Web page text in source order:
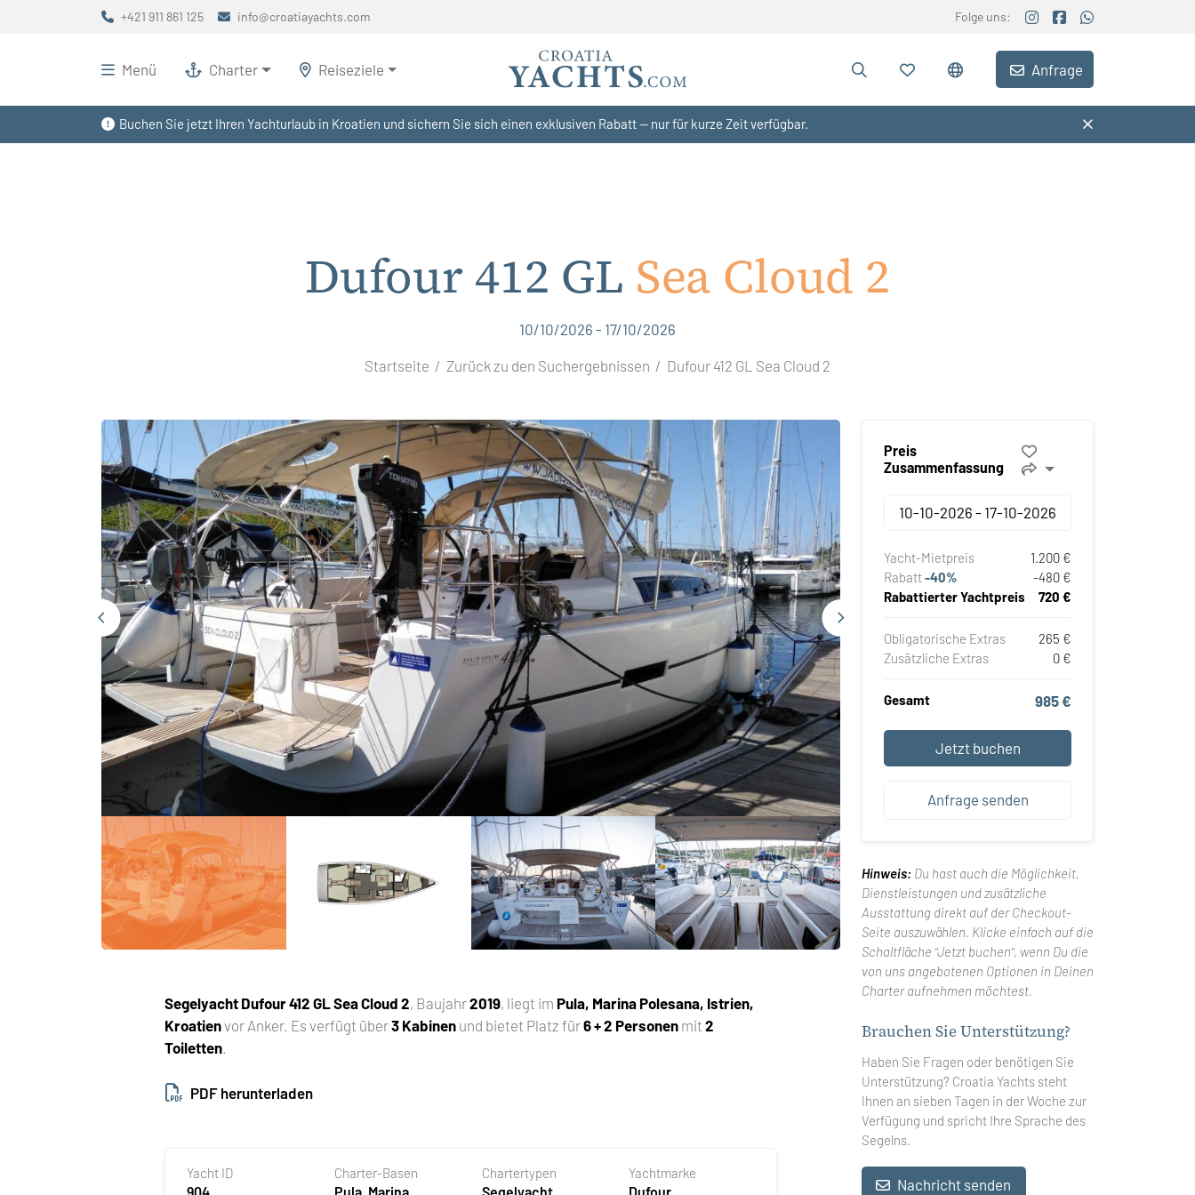
Buchen Sie jetzt Ihren Yachturlaub in Kroatien und sichern Sie sich einen exklusiven Rabatt — nur für kurze Zeit verfügbar.
+421 911 861 125 info@croatiayachts.com Folge uns:
Menü Charter Reiseziele Anfrage
Dufour 412 GL Sea Cloud 2
10/10/2026 - 17/10/2026
Startseite Zurück zu den Suchergebnissen Dufour 412 GL Sea Cloud 2
Segelyacht Dufour 412 GL Sea Cloud 2, Baujahr2019, liegt im Pula, Marina Polesana, Istrien,
Kroatienvor Anker. Es verfügt über3 Kabinen und bietet Platz für6 + 2 Personen mit2
Toiletten
PDF herunterladen
Yacht ID Charter-Basen Chartertypen Yachtmarke
Preis
Zusammenfassung
Yacht-Mietpreis
1.200 €
Rabatt-40%
-480 €
Rabattierter Yachtpreis
720 €
Obligatorische Extras
265 €
Zusätzliche Extras
0 €
Gesamt 985 €
Jetzt buchen
Anfrage senden
Hinweis: Du hast auch die Möglichkeit,
Dienstleistungen und zusätzliche
Ausstattung direkt auf der Checkout-
Seite auszuwählen. Klicke einfach auf die
Schaltfläche "Jetzt buchen", wenn Du die
von uns angebotenen Optionen in Deinen
Charter aufnehmen möchtest.
Brauchen Sie Unterstützung?
Haben Sie Fragen oder benötigen Sie
Unterstützung? Croatia Yachts steht
Ihnen an sieben Tagen in der Woche zur
Verfügung und spricht Ihre Sprache des
Segelns.
Nachricht senden